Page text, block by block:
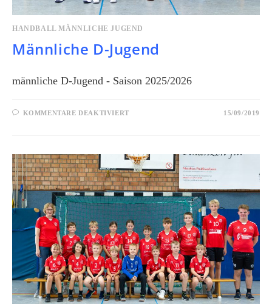
HANDBALL MÄNNLICHE JUGEND
Männliche D-Jugend
männliche D-Jugend - Saison 2025/2026
KOMMENTARE DEAKTIVIERT 15/09/2019